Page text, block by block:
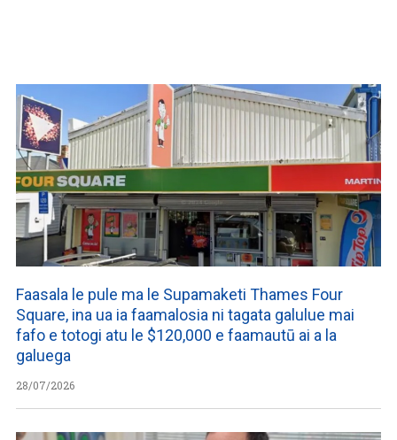
Faasala le pule ma le Supamaketi Thames Four
Square, ina ua ia faamalosia ni tagata galulue mai
fafo e totogi atu le $120,000 e faamautū ai a la
galuega
28/07/2026